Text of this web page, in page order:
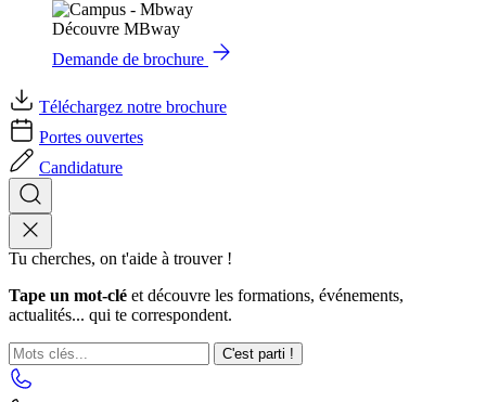
Découvre MBway
Demande de brochure
Téléchargez notre brochure
Portes ouvertes
Candidature
Tu cherches, on t'aide à trouver !
Tape un mot-clé et découvre les formations, événements,
actualités... qui te correspondent.
C'est parti !